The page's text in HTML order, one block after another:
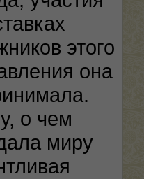
этого
она
о чем
миру